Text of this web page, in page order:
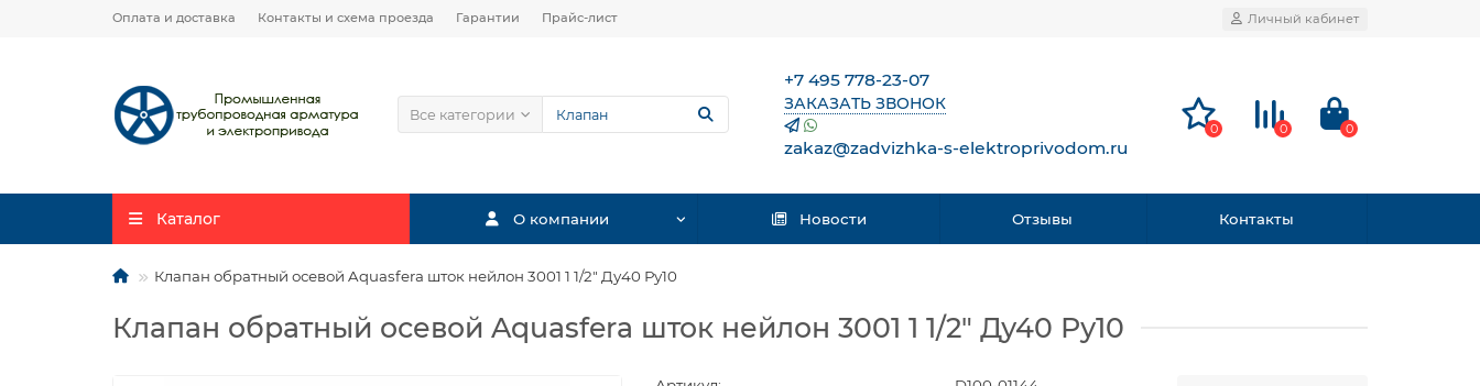
Оплата и доставка Контакты и схема проезда Гарантии Прайс-лист Личный кабинет
Все категории
+7 495 778-23-07
ЗАКАЗАТЬ ЗВОНОК
zakaz@zadvizhka-s-elektroprivodom.ru
0 0 0
Каталог О компании Новости Отзывы Контакты
Клапан обратный осевой Aquasfera шток нейлон 3001 1 1/2″ Ду40 Ру10
Клапан обратный осевой Aquasfera шток нейлон 3001 1 1/2″ Ду40 Ру10